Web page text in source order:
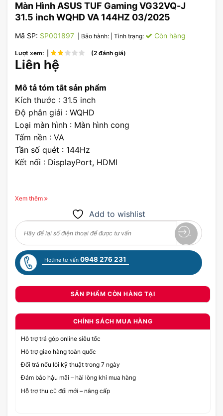
Màn Hình ASUS TUF Gaming VG32VQ-J
31.5 inch WQHD VA 144HZ 03/2025
Mã SP: SP001897 | Bảo hành: | Tình trạng: Còn hàng
Lượt xem: | (2 đánh giá)
Liên hệ
Mô tả tóm tắt sản phẩm
Kích thước : 31.5 inch
Độ phân giải : WQHD
Loại màn hình : Màn hình cong
Tấm nền : VA
Tần số quét : 144Hz
Kết nối : DisplayPort, HDMI
Xem thêm
Add to wishlist
Hotline tư vấn 0948 276 231
SẢN PHẨM CÒN HÀNG TẠI
CHÍNH SÁCH MUA HÀNG
Hỗ trợ trả góp online siêu tốc
Hỗ trợ giao hàng toàn quốc
Đổi trả nếu lỗi kỹ thuật trong 7 ngày
Đảm bảo hậu mãi – hài lòng khi mua hàng
Hỗ trợ thu cũ đổi mới – nâng cấp